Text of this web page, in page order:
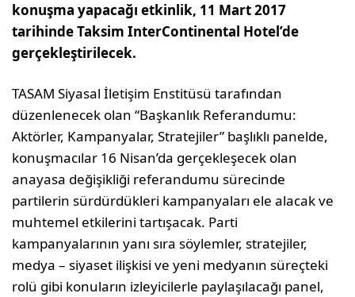
konuşma yapacağı etkinlik, 11 Mart 2017
tarihinde Taksim InterContinental Hotel’de
gerçekleştirilecek.
TASAM Siyasal İletişim Enstitüsü tarafından
düzenlenecek olan “Başkanlık Referandumu:
Aktörler, Kampanyalar, Stratejiler” başlıklı panelde,
konuşmacılar 16 Nisan’da gerçekleşecek olan
anayasa değişikliği referandumu sürecinde
partilerin sürdürdükleri kampanyaları ele alacak ve
muhtemel etkilerini tartışacak. Parti
kampanyalarının yanı sıra söylemler, stratejiler,
medya – siyaset ilişkisi ve yeni medyanın süreçteki
rolü gibi konuların izleyicilerle paylaşılacağı panel,